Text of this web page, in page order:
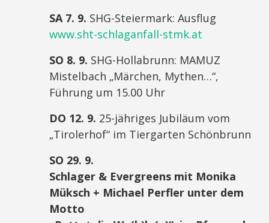
SA 7. 9. SHG-Steiermark: Ausflug
www.sht-schlaganfall-stmk.at
SO 8. 9. SHG-Hollabrunn: MAMUZ
Mistelbach „Märchen, Mythen…“,
Führung um 15.00 Uhr
DO 12. 9. 25-jähriges Jubiläum vom
„Tirolerhof“ im Tiergarten Schönbrunn
SO 29. 9.
Schlager & Evergreens mit Monika
Müksch + Michael Perfler unter dem
Motto